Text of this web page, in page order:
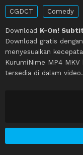
CGDCT Comedy
Download K-On!
Download gratis
menyesuaikan
KurumiNime MP4
tersedia di dalam video.